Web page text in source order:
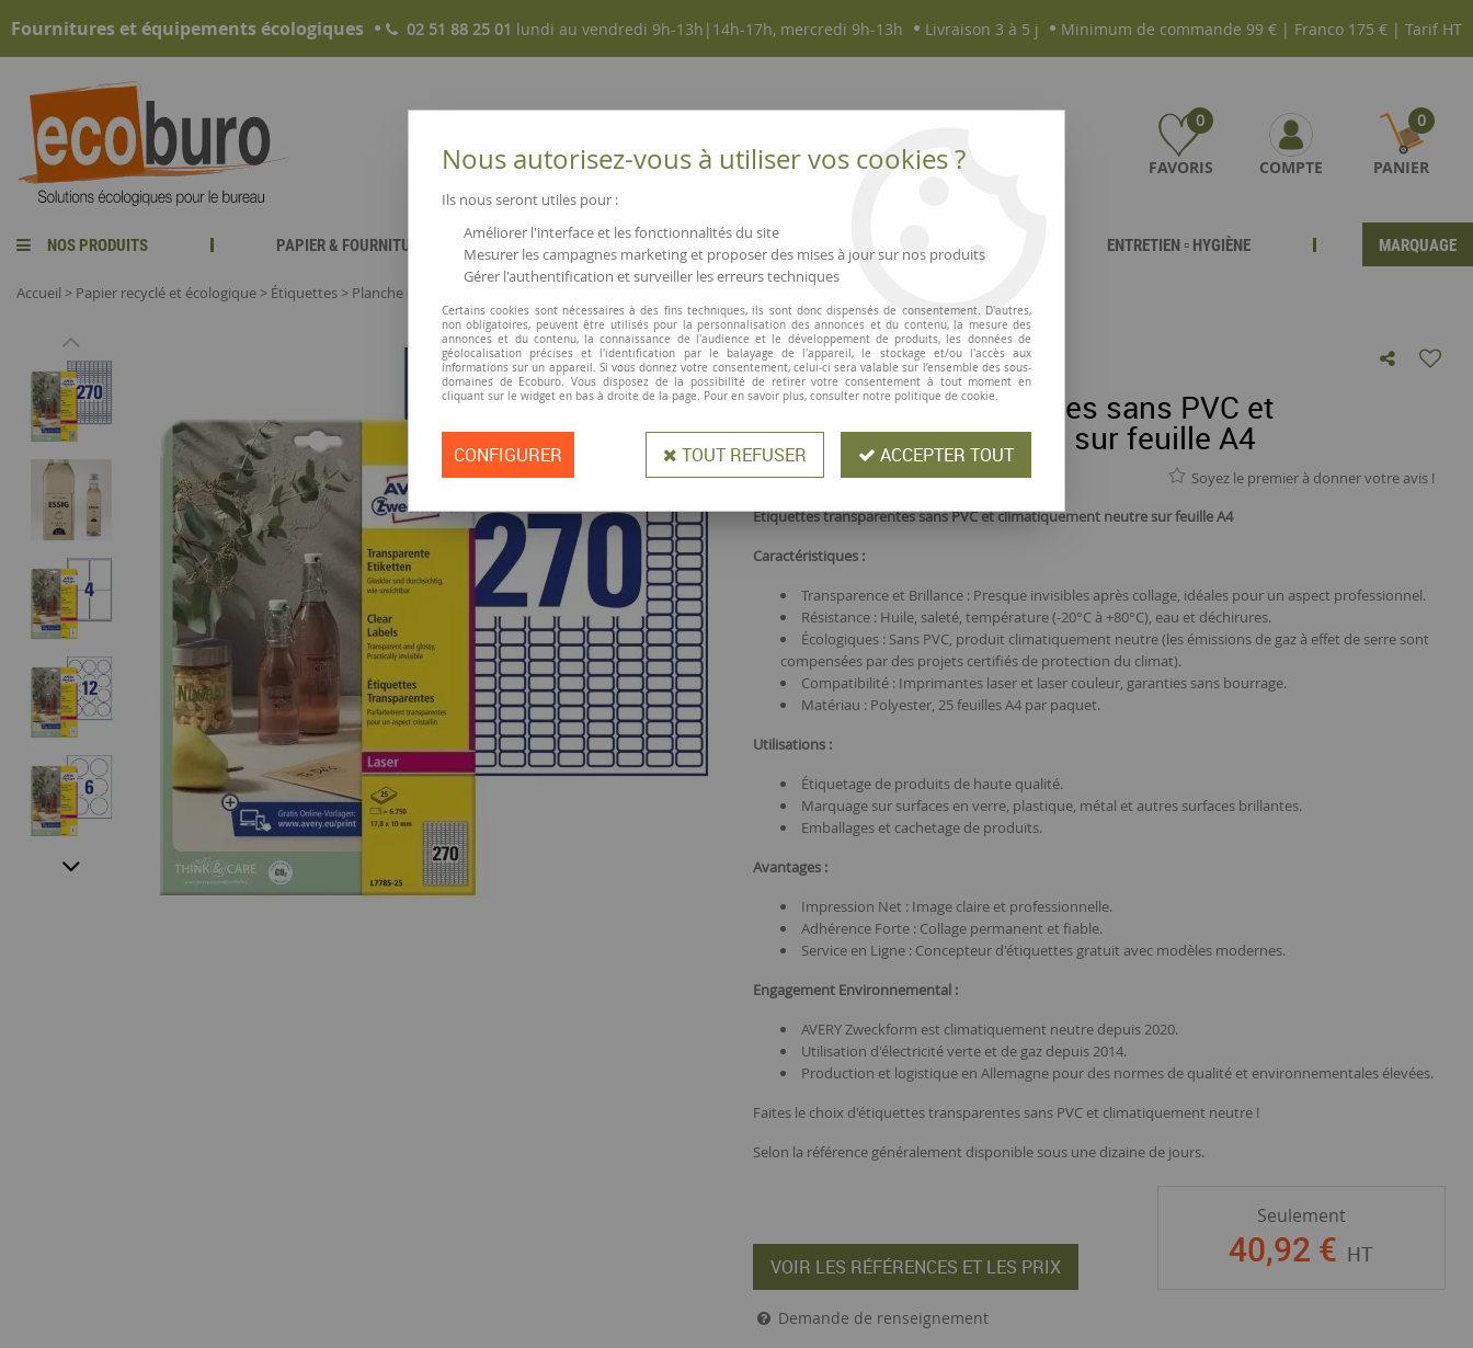
Fournitures et équipements écologiques 02 51 88 25 01 lundi au vendredi 9h-13h|14h-17h, mercredi 9h-13h Livraison 3 à 5 j Minimum de commande 99 € | Franco 175 € | Tarif HT
0
FAVORIS COMPTE
0
PANIER
NOS PRODUITS PAPIER & FOURNITURES NOUVEAUTÉS MAGASINS ▫ COMMERCES ENTRETIEN ▫ HYGIÈNE MARQUAGE
Accueil > Papier recyclé et écologique > Étiquettes > Planche d'étiquettes A4
Etiquettes transparentes sans PVC et
climatiquement neutre sur feuille A4
Soyez le premier à donner votre avis !
Étiquettes transparentes sans PVC et climatiquement neutre sur feuille A4
Caractéristiques :
Transparence et Brillance : Presque invisibles après collage, idéales pour un aspect professionnel.
Résistance : Huile, saleté, température (-20°C à +80°C), eau et déchirures.
Écologiques : Sans PVC, produit climatiquement neutre (les émissions de gaz à effet de serre sont
compensées par des projets certifiés de protection du climat).
Compatibilité : Imprimantes laser et laser couleur, garanties sans bourrage.
Matériau : Polyester, 25 feuilles A4 par paquet.
Utilisations :
Étiquetage de produits de haute qualité.
Marquage sur surfaces en verre, plastique, métal et autres surfaces brillantes.
Emballages et cachetage de produits.
Avantages :
Impression Net : Image claire et professionnelle.
Adhérence Forte : Collage permanent et fiable.
Service en Ligne : Concepteur d'étiquettes gratuit avec modèles modernes.
Engagement Environnemental :
AVERY Zweckform est climatiquement neutre depuis 2020.
Utilisation d'électricité verte et de gaz depuis 2014.
Production et logistique en Allemagne pour des normes de qualité et environnementales élevées.
Faites le choix d'étiquettes transparentes sans PVC et climatiquement neutre !
Selon la référence généralement disponible sous une dizaine de jours.
VOIR LES RÉFÉRENCES ET LES PRIX
Seulement
40,92 € HT
Demande de renseignement
Nous autorisez-vous à utiliser vos cookies ?
Ils nous seront utiles pour :
Améliorer l'interface et les fonctionnalités du site
Mesurer les campagnes marketing et proposer des mises à jour sur nos produits
Gérer l'authentification et surveiller les erreurs techniques
Certains cookies sont nécessaires à des fins techniques, ils sont donc dispensés de consentement. D'autres,
non obligatoires, peuvent être utilisés pour la personnalisation des annonces et du contenu, la mesure des
annonces et du contenu, la connaissance de l'audience et le développement de produits, les données de
géolocalisation précises et l'identification par le balayage de l'appareil, le stockage et/ou l'accès aux
informations sur un appareil. Si vous donnez votre consentement, celui-ci sera valable sur l’ensemble des sous-
domaines de Ecoburo. Vous disposez de la possibilité de retirer votre consentement à tout moment en
cliquant sur le widget en bas à droite de la page. Pour en savoir plus, consulter notre politique de cookie.
CONFIGURER TOUT REFUSER ACCEPTER TOUT